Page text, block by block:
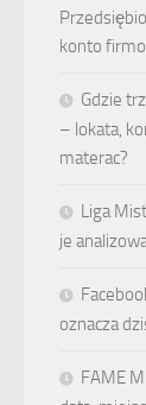
konto
Gdzie
– lokata,
materac?
Liga
je
oznacza
FAME